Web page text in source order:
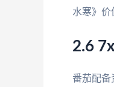
水寒》价
2.6
番茄配备